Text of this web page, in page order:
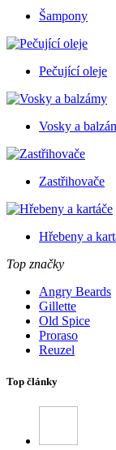
Šampony
Pečující oleje
Vosky a
Zastřihovače
Hřebeny a
Top značky
Angry Beards
Gillette
Old Spice
Proraso
Reuzel
Top články